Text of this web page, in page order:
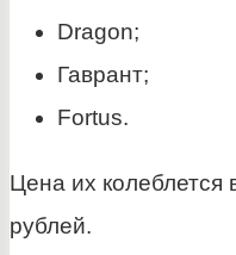
Dragon;
Гаврант;
Fortus.
Цена их колеблется
рублей.